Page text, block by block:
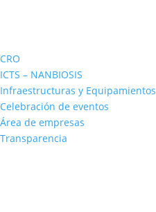
CRO
ICTS – NANBIOSIS
Infraestructuras y Equipamientos
Celebración de eventos
Área de empresas
Transparencia